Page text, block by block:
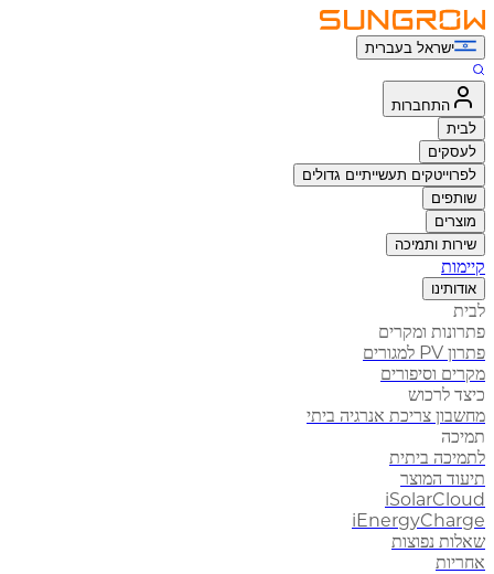
ישראל בעברית
התחברות
לבית
לעסקים
לפרוייטקים תעשייתיים גדולים
שותפים
מוצרים
שירות ותמיכה
קיימות
אודותינו
לבית
פתרונות ומקרים
פתרון PV למגורים
מקרים וסיפורים
כיצד לרכוש
מחשבון צריכת אנרגיה ביתי
תמיכה
לתמיכה ביתית
תיעוד המוצר
iSolarCloud
iEnergyCharge
שאלות נפוצות
אחריות